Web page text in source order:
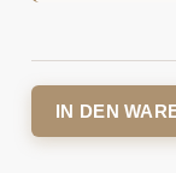
IN DEN